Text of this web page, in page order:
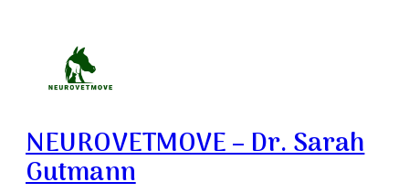
springen
NEUROVETMOVE – Dr. Sarah
Gutmann